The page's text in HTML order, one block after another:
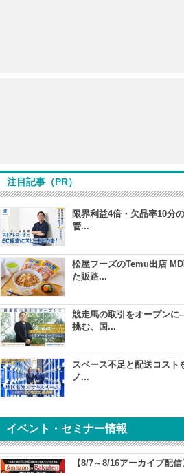
注目記事（PR）
限界利益4倍・欠品率10分
管...
松屋フーズのTemu出店
た販路...
競走馬の取引をオープン
挑む、国...
スペース不足と配送コス
ノ...
イベント・セミナー情報
【8/7～8/16アーカイブ配